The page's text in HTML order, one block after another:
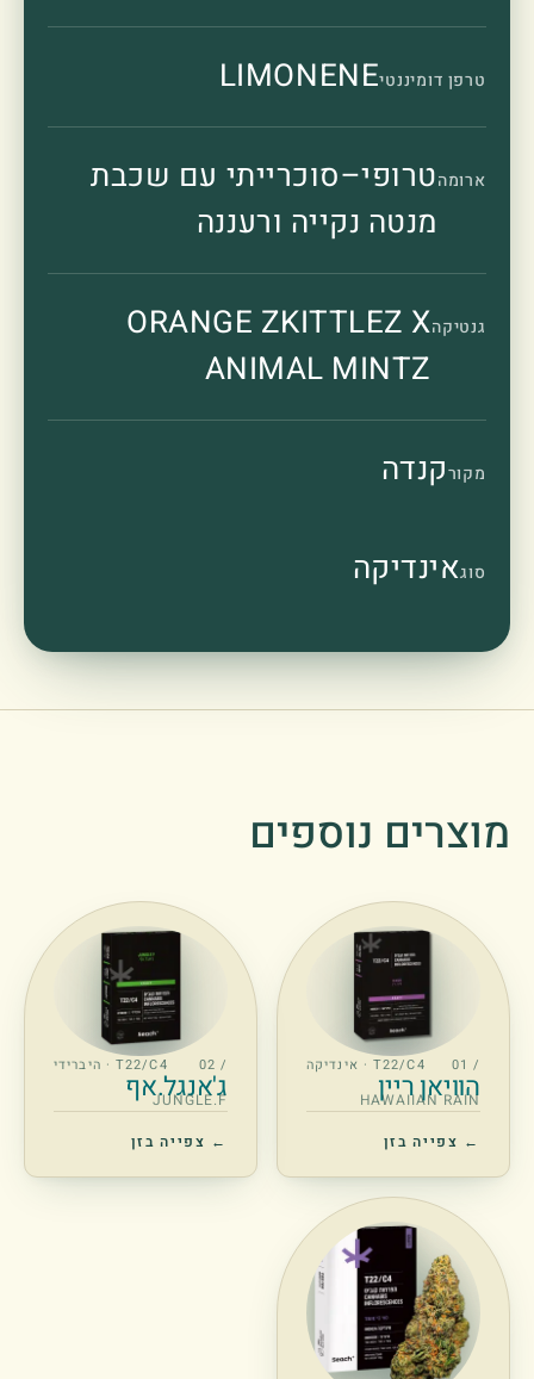
טרפן דומיננטיLIMONENE
ארומהטרופי–סוכרייתי עם שכבת
מנטה נקייה ורעננה
גנטיקהORANGE ZKITTLEZ X
ANIMAL MINTZ
מקורקנדה
סוגאינדיקה
מוצרים נוספים
/ 01 T22/C4 · אינדיקה
הוויאן ריין
HAWAIIAN RAIN
← צפייה בזן
/ 02 T22/C4 · היברידי
ג'אנגל.אף
JUNGLE.F
← צפייה בזן